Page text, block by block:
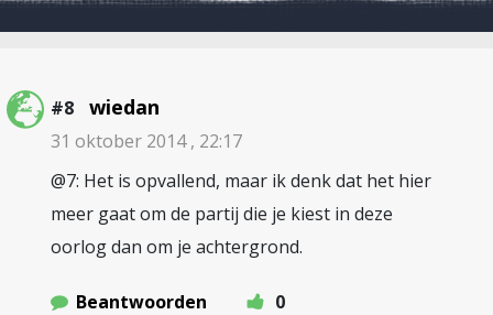
#8 wiedan
31 oktober 2014 , 22:17
@7: Het is opvallend, maar ik denk dat het hier
meer gaat om de partij die je kiest in deze
oorlog dan om je achtergrond.
Beantwoorden
0